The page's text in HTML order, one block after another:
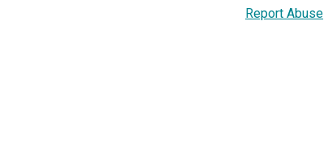
Report Abuse